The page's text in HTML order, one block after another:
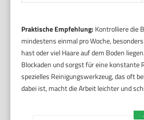
Praktische Empfehlung: Kontrolliere die
mindestens einmal pro Woche,
hast oder viel Haare auf dem Boden
Blockaden und sorgst für eine konstante
spezielles Reinigungswerkzeug, das oft
dabei ist, macht die Arbeit leichter und